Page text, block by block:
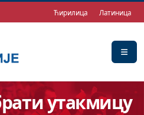
Ћирилица Латиница
утакмицу